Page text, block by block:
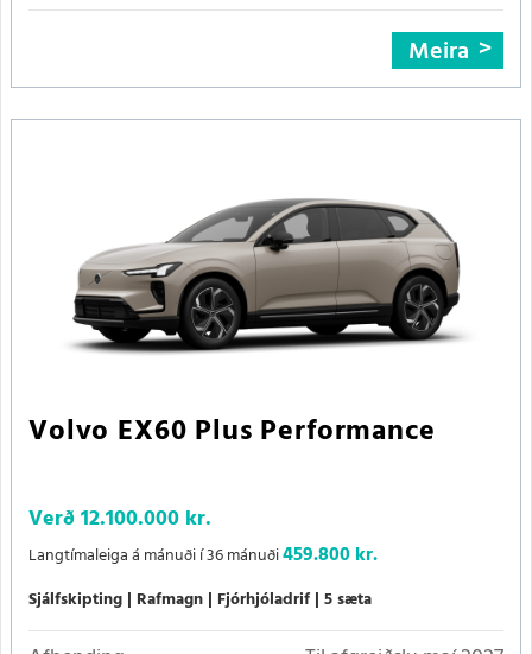
Meira
Volvo EX60 Plus Performance
Verð12.100.000 kr.
Langtímaleiga á mánuði í 36 mánuði459.800 kr.
Sjálfskipting Rafmagn Fjórhjóladrif 5 sæta